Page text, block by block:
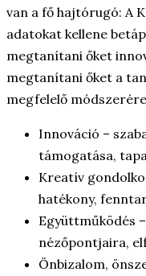
van a fő hajtórugó: A
adatokat kellene
megtanítani őket
megtanítani őket a
megfelelő
Innováció –
támogatása,
Kreatív
hatékony,
Együttműködés
nézőpontjaira,
Önbizalom,